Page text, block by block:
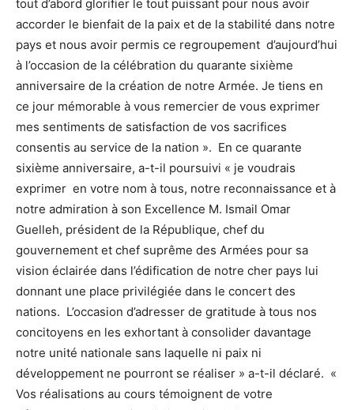
tout d’abord glorifier le tout puissant pour nous avoir
accorder le bienfait de la paix et de la stabilité dans notre
pays et nous avoir permis ce regroupement d’aujourd’hui
à l’occasion de la célébration du quarante sixième
anniversaire de la création de notre Armée. Je tiens en
ce jour mémorable à vous remercier de vous exprimer
mes sentiments de satisfaction de vos sacrifices
consentis au service de la nation ». En ce quarante
sixième anniversaire, a-t-il poursuivi « je voudrais
exprimer en votre nom à tous, notre reconnaissance et à
notre admiration à son Excellence M. Ismail Omar
Guelleh, président de la République, chef du
gouvernement et chef suprême des Armées pour sa
vision éclairée dans l’édification de notre cher pays lui
donnant une place privilégiée dans le concert des
nations. L’occasion d’adresser de gratitude à tous nos
concitoyens en les exhortant à consolider davantage
notre unité nationale sans laquelle ni paix ni
développement ne pourront se réaliser » a-t-il déclaré. «
Vos réalisations au cours témoignent de votre